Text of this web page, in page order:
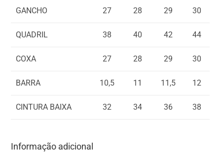
GANCHO 27 28 29 30
QUADRIL 38 40 42 44
COXA 27 28 29 30
BARRA 10,5 11 11,5 12
CINTURA BAIXA 32 34 36 38
Informação adicional